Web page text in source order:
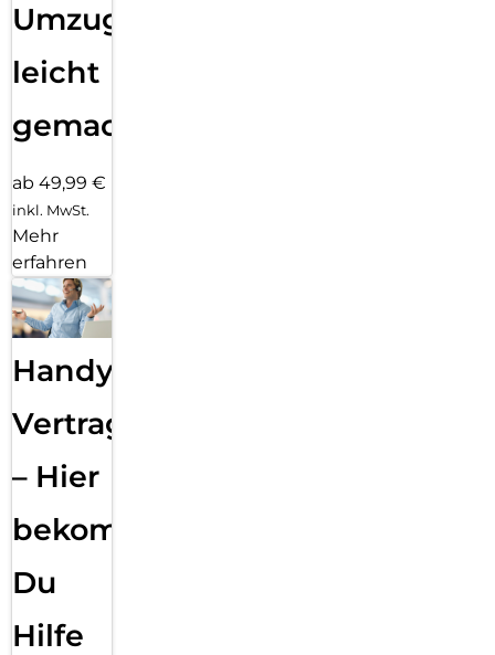
Umzug
leicht
gemacht!
ab 49,99 €
inkl. MwSt.
Mehr
erfahren
Handy
Vertragsabwicklung
– Hier
bekommst
Du
Hilfe